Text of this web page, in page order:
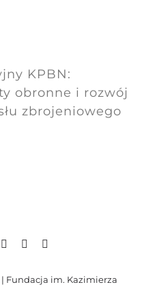
KPBN:
obronne i rozwój
zbrojeniowego
Fundacja im. Kazimierza